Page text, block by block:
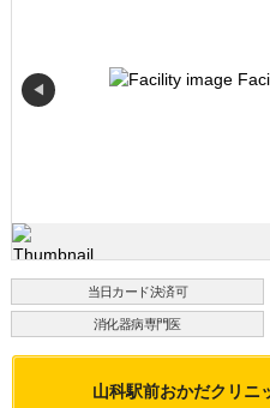
◀
当日カード決済可
消化器病専門医
山科駅前おかだクリニ